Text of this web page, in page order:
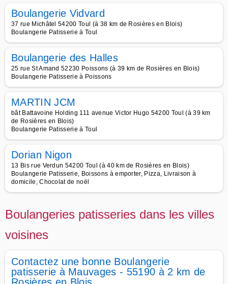
Boulangerie Vidvard
37 rue Michâtel 54200 Toul (à 38 km de Rosières en Blois)
Boulangerie Patisserie à Toul
Boulangerie des Halles
25 rue St Amand 52230 Poissons (à 39 km de Rosières en Blois)
Boulangerie Patisserie à Poissons
MARTIN JCM
bât Battavoine Holding 111 avenue Victor Hugo 54200 Toul (à 39 km
de Rosières en Blois)
Boulangerie Patisserie à Toul
Dorian Nigon
13 Bis rue Verdun 54200 Toul (à 40 km de Rosières en Blois)
Boulangerie Patisserie, Boissons à emporter, Pizza, Livraison à
domicile, Chocolat de noël
Boulangeries patisseries dans les villes
voisines
Contactez une bonne Boulangerie
patisserie à Mauvages - 55190 à 2 km de